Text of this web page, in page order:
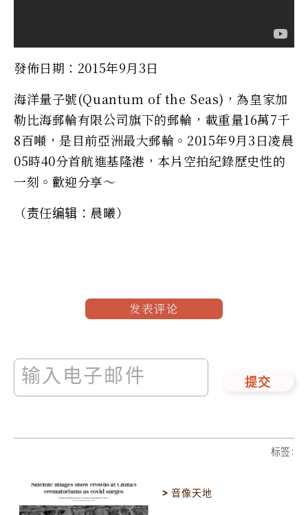
發佈日期：2015年9月3日
海洋量子號(Quantum of the Seas)，為皇家加
勒比海郵輪有限公司旗下的郵輪，載重量16萬7千
8百噸，是目前­亞洲最大郵輪。2015年9月3日凌晨
05時40分首航進基隆港，本片空拍紀錄歷史性­的
一刻。歡迎分享～
（责任编辑：晨曦）
发表评论
提交
标签:
>音像天地